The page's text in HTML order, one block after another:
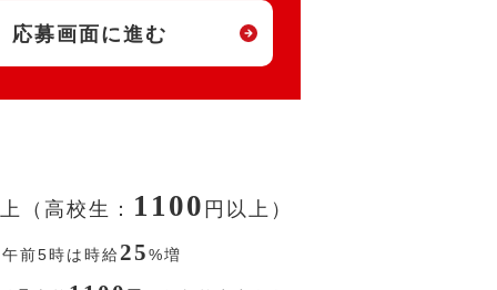
応募画面に進む
（高校生： 1100 円 以上）
前5時は時給25%増